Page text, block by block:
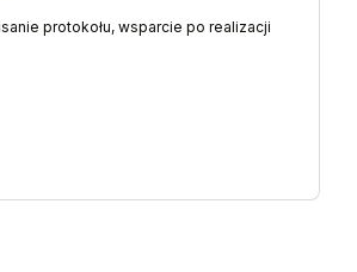
protokołu, wsparcie po realizacji